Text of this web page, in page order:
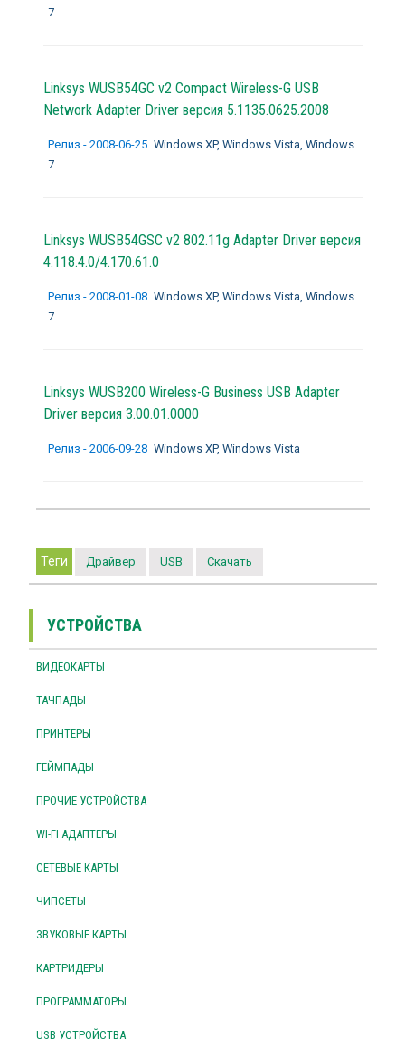
7
Linksys WUSB54GC v2 Compact Wireless-G USB
Network Adapter Driver версия 5.1135.0625.2008
Релиз - 2008-06-25 Windows XP, Windows Vista, Windows
7
Linksys WUSB54GSC v2 802.11g Adapter Driver версия
4.118.4.0/4.170.61.0
Релиз - 2008-01-08 Windows XP, Windows Vista, Windows
7
Linksys WUSB200 Wireless-G Business USB Adapter
Driver версия 3.00.01.0000
Релиз - 2006-09-28 Windows XP, Windows Vista
Теги Драйвер USB Скачать
УСТРОЙСТВА
ВИДЕОКАРТЫ
ТАЧПАДЫ
ПРИНТЕРЫ
ГЕЙМПАДЫ
ПРОЧИЕ УСТРОЙСТВА
WI-FI АДАПТЕРЫ
СЕТЕВЫЕ КАРТЫ
ЧИПСЕТЫ
ЗВУКОВЫЕ КАРТЫ
КАРТРИДЕРЫ
ПРОГРАММАТОРЫ
USB УСТРОЙСТВА